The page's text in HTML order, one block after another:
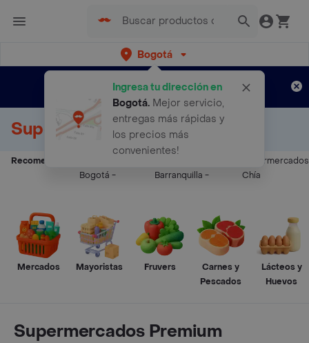
Bogotá
Ingresa tu dirección en
Bogotá. Mejor servicio,
entregas más rápidas y
los precios más
convenientes!
envíos gratis por semanas
Aplican TyC
Supermercados a Domicilio
Recomendados:
Bogotá -
Barranquilla -
Supermercados
Chía
Mercados Mayoristas Fruvers
Carnes y
Pescados
Lácteos y
Huevos
Supermercados Premium